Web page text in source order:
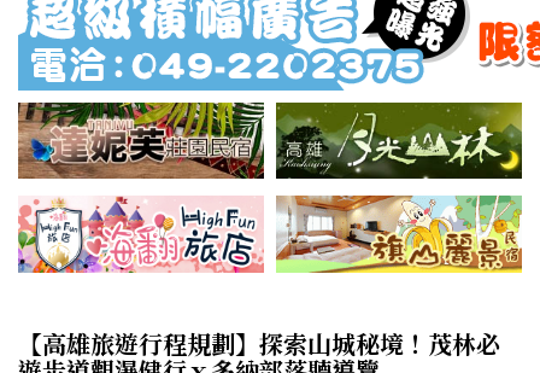
【高雄旅遊行程規劃】探索山城秘境！茂林必